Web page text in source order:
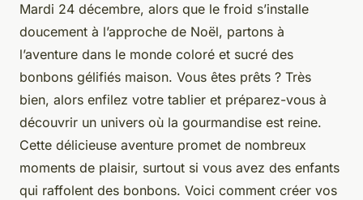
Mardi 24 décembre, alors que le froid s’installe
doucement à l’approche de Noël, partons à
l’aventure dans le monde coloré et sucré des
bonbons gélifiés maison. Vous êtes prêts ? Très
bien, alors enfilez votre tablier et préparez-vous à
découvrir un univers où la gourmandise est reine.
Cette délicieuse aventure promet de nombreux
moments de plaisir, surtout si vous avez des enfants
qui raffolent des bonbons. Voici comment créer vos